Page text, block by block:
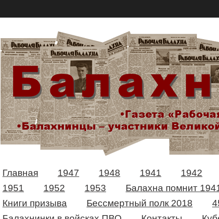
Главная 1947 1948 1941
1942
1951
1952 1953
Балахна помнит
Книги призыва
Бессмертный полк 2018